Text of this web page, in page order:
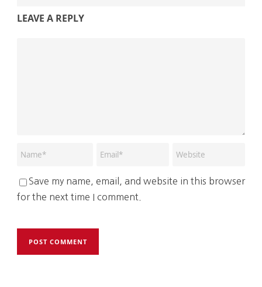
LEAVE A REPLY
Save my name, email, and website in this browser
for the next time I comment.